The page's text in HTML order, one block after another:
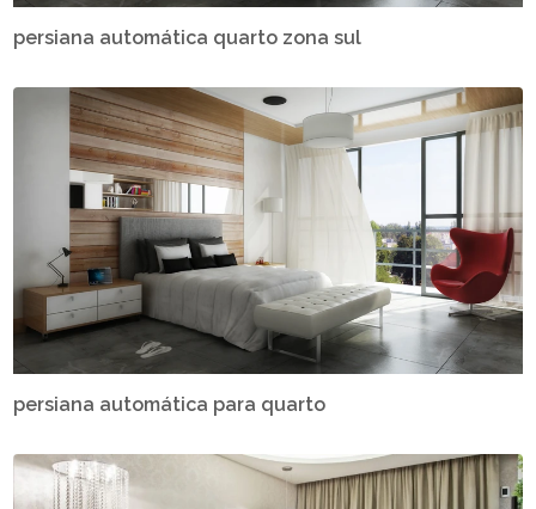
persiana automática quarto zona sul
persiana automática para quarto